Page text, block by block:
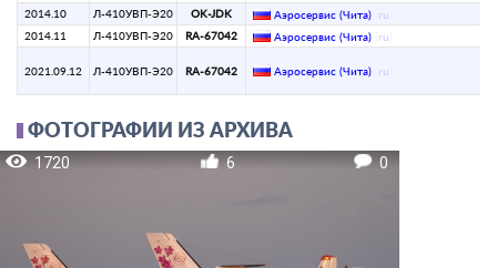
2014.10
Л-410УВП-Э20 OK-JDK Аэросервис (Чита) ru
2014.11
Л-410УВП-Э20 RA-67042 Аэросервис (Чита) ru
2021.09.12 Л-410УВП-Э20 RA-67042 Аэросервис (Чита) ru
ФОТОГРАФИИ ИЗ АРХИВА
1720 6 0